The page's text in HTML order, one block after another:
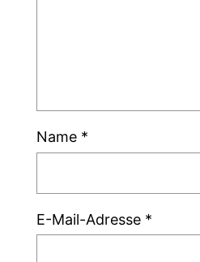
Name *
E-Mail-Adresse *